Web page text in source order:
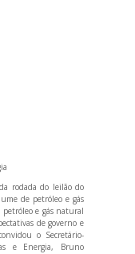
rodada do leilão do
de petróleo e gás
petróleo e gás natural
de governo e
o Secretário-
e Energia, Bruno